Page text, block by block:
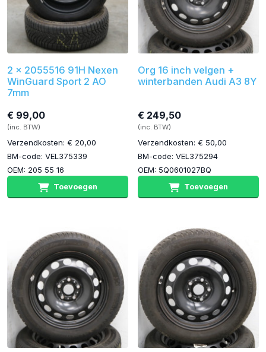
2 x 2055516 91H Nexen
WinGuard Sport 2 AO
7mm
€ 99,00
(inc. BTW)
Verzendkosten: € 20,00
BM-code: VEL375339
OEM: 205 55 16
Toevoegen
Org 16 inch velgen +
winterbanden Audi A3 8Y
€ 249,50
(inc. BTW)
Verzendkosten: € 50,00
BM-code: VEL375294
OEM: 5Q0601027BQ
Toevoegen